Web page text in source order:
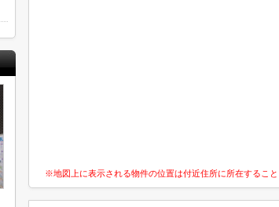
※地図上に表示される物件の位置は付近住所に所在するこ